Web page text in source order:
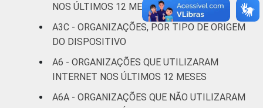
Educação e
pesquisa
97 0
Desenvolvimento
e defesa de
66
NOS ÚLTIMOS 12 MESES
A3C - ORGANIZAÇÕES, POR TIPO DE ORIGEM
DO DISPOSITIVO
A6 - ORGANIZAÇÕES QUE UTILIZARAM
INTERNET NOS ÚLTIMOS 12 MESES
A6A - ORGANIZAÇÕES QUE NÃO UTILIZARAM